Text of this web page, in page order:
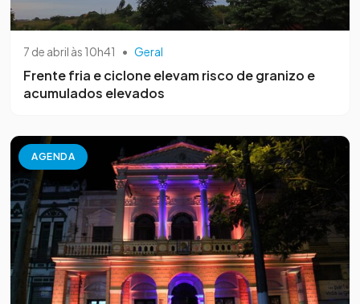
7 de abril às 10h41 • Geral
Frente fria e ciclone elevam risco de granizo e
acumulados elevados
AGENDA